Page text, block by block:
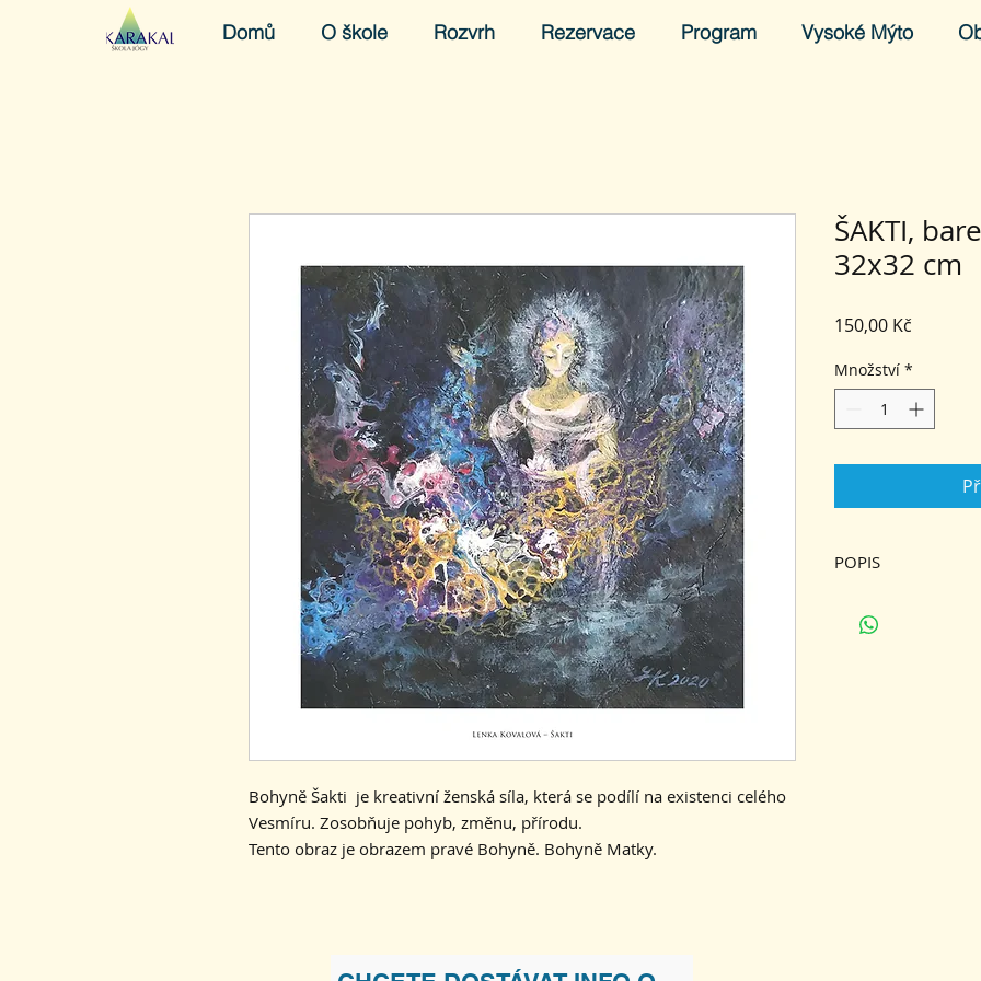
Domů O škole Rozvrh Rezervace Program Vysoké Mýto
Bohyně Šakti je kreativní ženská síla, která se podílí na existenci celého
Vesmíru. Zosobňuje pohyb, změnu, přírodu.
Tento obraz je obrazem pravé Bohyně. Bohyně Matky.
ŠAKTI,
32x32 cm
150,00 Kč
Množství *
POPIS